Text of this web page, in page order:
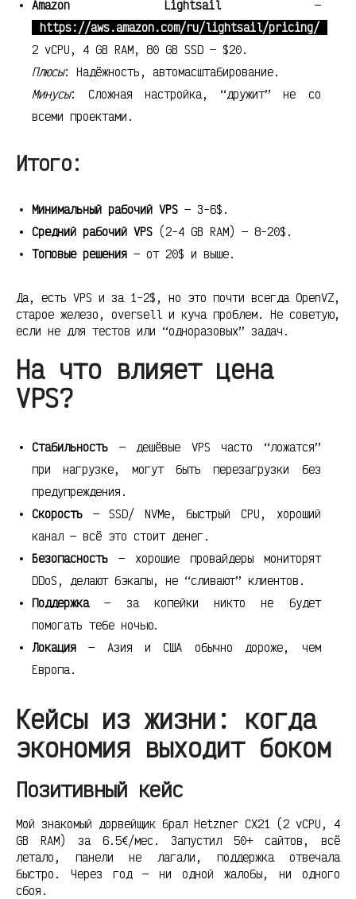
Amazon Lightsail—
https://aws.amazon.com/ru/lightsail/pricing/
2 vCPU, 4 GB RAM, 80 GB SSD — $20.
Плюсы: Надёжность, автомасштабирование.
Минусы: Сложная настройка, “дружит” не со
всеми проектами.
Итого:
Минимальный рабочий VPS — 3-6$.
Средний рабочий VPS (2-4 GB RAM) — 8-20$.
Топовые решения — от 20$ и выше.
Да, есть VPS и за 1-2$, но это почти всегда OpenVZ,
старое железо, oversell и куча проблем. Не советую,
если не для тестов или “одноразовых” задач.
На что влияет цена
VPS?
Стабильность — дешёвые VPS часто “ложатся”
при нагрузке, могут быть перезагрузки без
предупреждения.
Скорость — SSD/ NVMe, быстрый CPU, хороший
канал — всё это стоит денег.
Безопасность — хорошие провайдеры мониторят
DDoS, делают бэкапы, не “сливают” клиентов.
Поддержка— за копейки никто не будет
помогать тебе ночью.
Локация — Азия и США обычно дороже, чем
Европа.
Кейсы из жизни: когда
экономия выходит боком
Позитивный кейс
Мой знакомый дорвейщик брал Hetzner CX21 (2 vCPU, 4
GB RAM) за 6.5€/мес. Запустил 50+ сайтов, всё
летало, панели не лагали, поддержка отвечала
быстро. Через год — ни одной жалобы, ни одного
сбоя.